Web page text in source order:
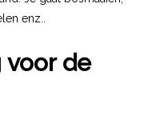
enz..
de